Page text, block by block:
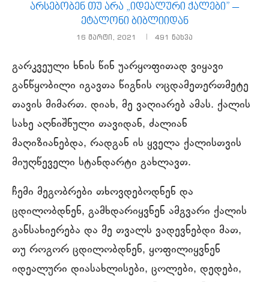
არსებობენ თუ არა „იდეალური ქალები” –
ეტალონი ბიბლიიდან
16 მარტი, 2021 491 ნახვა
გარკვეული ხნის წინ უარყოფითად ვიყავი
განწყობილი იგავთა წიგნის ოცდამეთერთმეტე
თავის მიმართ. დიახ, მე ვაღიარებ ამას. ქალის
სახე აღნიშნული თავიდან, ძალიან
მაღიზიანებდა, რადგან ის ყველა ქალისთვის
მიუღწეველი სტანდარტი გახლავთ.
ჩემი მეგობრები თხოვდებოდნენ და
ცდილობდნენ, გამხდარიყვნენ ამგვარი ქალის
განსახიერება და მე თვალს ვადევნებდი მათ,
თუ როგორ ცდილობდნენ, ყოფილიყვნენ
იდეალური დიასახლისები, ცოლები, დედები,